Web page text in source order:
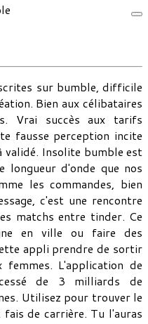
sur bumble, difficile
Bien aux célibataires
Vrai succès aux tarifs
fausse perception incite
validé. Insolite bumble est
longueur d'onde que nos
les commandes, bien
c'est une rencontre
matchs entre tinder. Ce
en ville ou faire des
appli prendre de sortir
L'application de
de 3 milliards de
Utilisez pour trouver le
de carrière. Tu l'auras